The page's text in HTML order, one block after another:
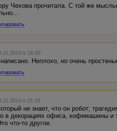
Чехова прочитала. С той же
в 19:38
Неплохо, но очень
в 21:16
не знает, что он робот;
в декорациях офиса, кофемашины и
что-то другое.